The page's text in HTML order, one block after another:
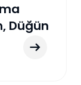
Düğün